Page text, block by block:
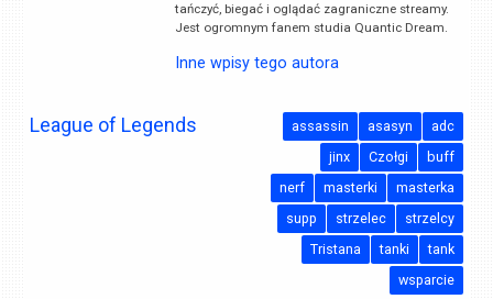
tańczyć, biegać i oglądać zagraniczne streamy.
Jest ogromnym fanem studia Quantic Dream.
Inne wpisy tego autora
League of Legends adc
asasyn
assassin
buff
Czołgi
jinx
masterka
masterki
nerf
strzelcy
strzelec
supp
tank
tanki
Tristana
wsparcie